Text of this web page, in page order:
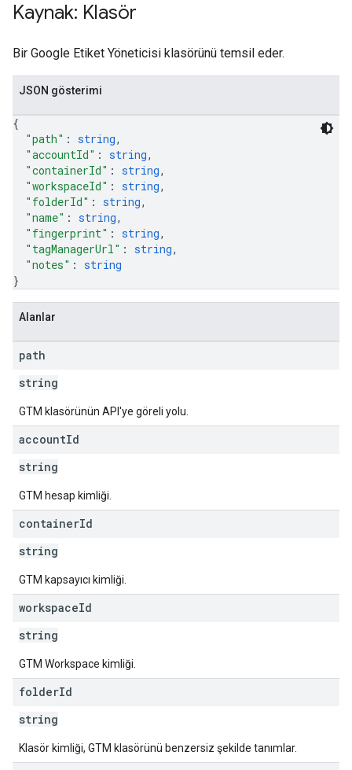
Kaynak: Klasör
Bir Google Etiket Yöneticisi klasörünü temsil eder.
JSON gösterimi
{
"path" : string,
"accountId" : string,
"containerId" : string,
"workspaceId" : string,
"folderId" : string,
"name" : string,
"fingerprint" : string,
"tagManagerUrl" : string,
"notes" : string
}
Alanlar
path
string
GTM klasörünün API'ye göreli yolu.
accountId
string
GTM hesap kimliği.
containerId
string
GTM kapsayıcı kimliği.
workspaceId
string
GTM Workspace kimliği.
folderId
string
Klasör kimliği, GTM klasörünü benzersiz şekilde tanımlar.